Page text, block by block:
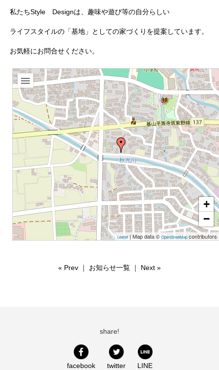
私たちStyle Designは、趣味や遊び等の自分らしい
ライフスタイルの「基地」としての家づくりを提案しています。
お気軽にお問合せください。
+
−
Leaflet| Map data © OpenStreetMapcontributors
« Prev ｜ お知らせ一覧 ｜ Next »
share!
facebook twitter LINE